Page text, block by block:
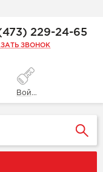
229-24-65
ЗВОНОК
Войти